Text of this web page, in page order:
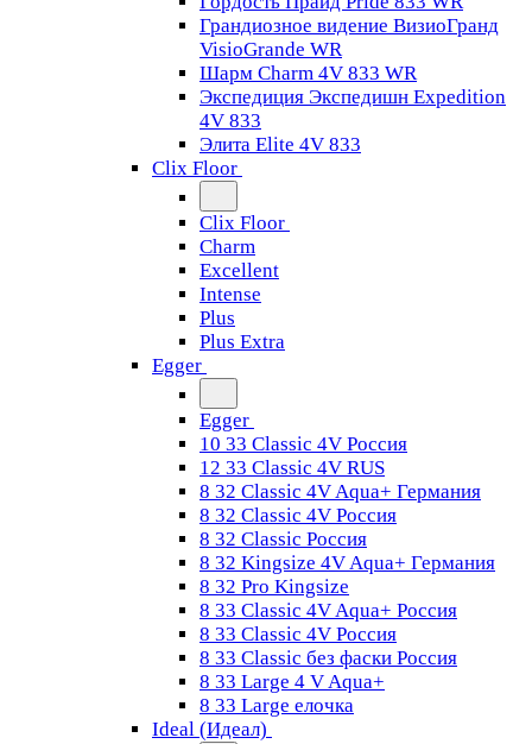
Грандиозное видение ВизиоГранд
VisioGrande WR
Шарм Charm 4V 833 WR
Экспедиция Экспедишн Expedition
4V 833
Элита Elite 4V 833
Clix Floor
Clix Floor
Charm
Excellent
Intense
Plus
Plus Extra
Egger
Egger
10 33 Classic 4V Россия
12 33 Classic 4V RUS
8 32 Classic 4V Aqua+ Германия
8 32 Classic 4V Россия
8 32 Classic Россия
8 32 Kingsize 4V Aqua+ Германия
8 32 Pro Kingsize
8 33 Classic 4V Aqua+ Россия
8 33 Classic 4V Россия
8 33 Classic без фаски Россия
8 33 Large 4 V Aqua+
8 33 Large елочка
Ideal (Идеал)